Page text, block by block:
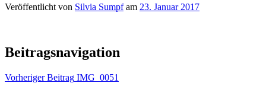
Veröffentlicht von Silvia Sumpfam 23. Januar 2017
Beitragsnavigation
Vorheriger Beitrag IMG_0051